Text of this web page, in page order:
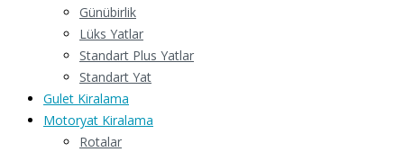
Günübirlik
Lüks Yatlar
Standart Plus Yatlar
Standart Yat
Gulet Kiralama
Motoryat Kiralama
Rotalar